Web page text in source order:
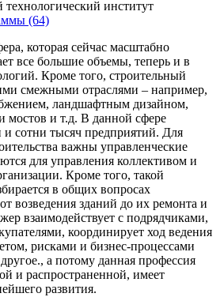
(64)
которая сейчас масштабно
все большие объемы, теперь и в
Кроме того, строительный
смежными отраслями – например,
ландшафтным дизайном,
мостов и т.д. В данной сфере
и сотни тысяч предприятий. Для
важны управленческие
для управления коллективом и
Кроме того, такой
в общих вопросах
возведения зданий до их ремонта и
взаимодействует с подрядчиками,
координирует ход ведения
рисками и бизнес-процессами
а потому данная профессия
и распространенной, имеет
развития.